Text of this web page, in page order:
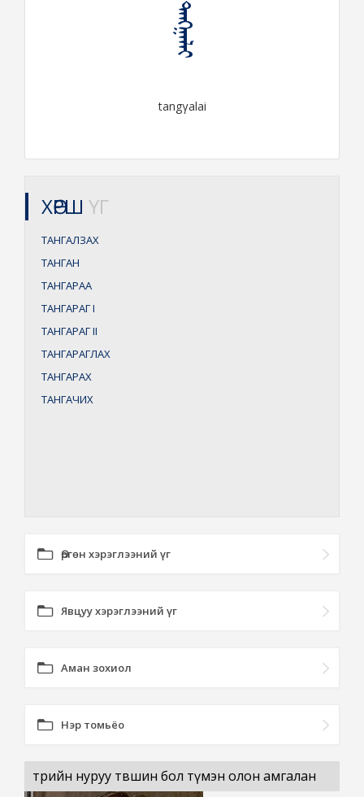
ᠲᠠᠩᠭᠠᠯᠠᠢ
tangγalai
ХӨРШ ҮГ
ТАНГАЛЗАХ
ТАНГАН
ТАНГАРАА
ТАНГАРАГI
ТАНГАРАГII
ТАНГАРАГЛАХ
ТАНГАРАХ
ТАНГАЧИХ
Өргөн хэрэглээний үг
Явцуу хэрэглээний үг
Аман зохиол
Нэр томьёо
төрийн нуруу төвшин бол түмэн олон амгалан